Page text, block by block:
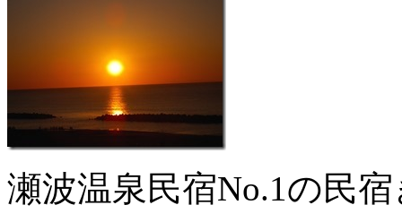
瀬波温泉民宿No.1の民